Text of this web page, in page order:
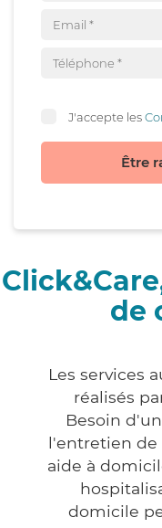
J'accepte les
Être
de
Les services
réalisés
Besoin
l'entretien de
aide à
domicile